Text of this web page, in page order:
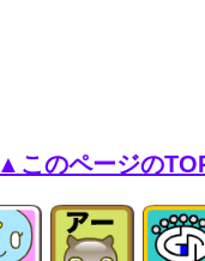
▲このページの